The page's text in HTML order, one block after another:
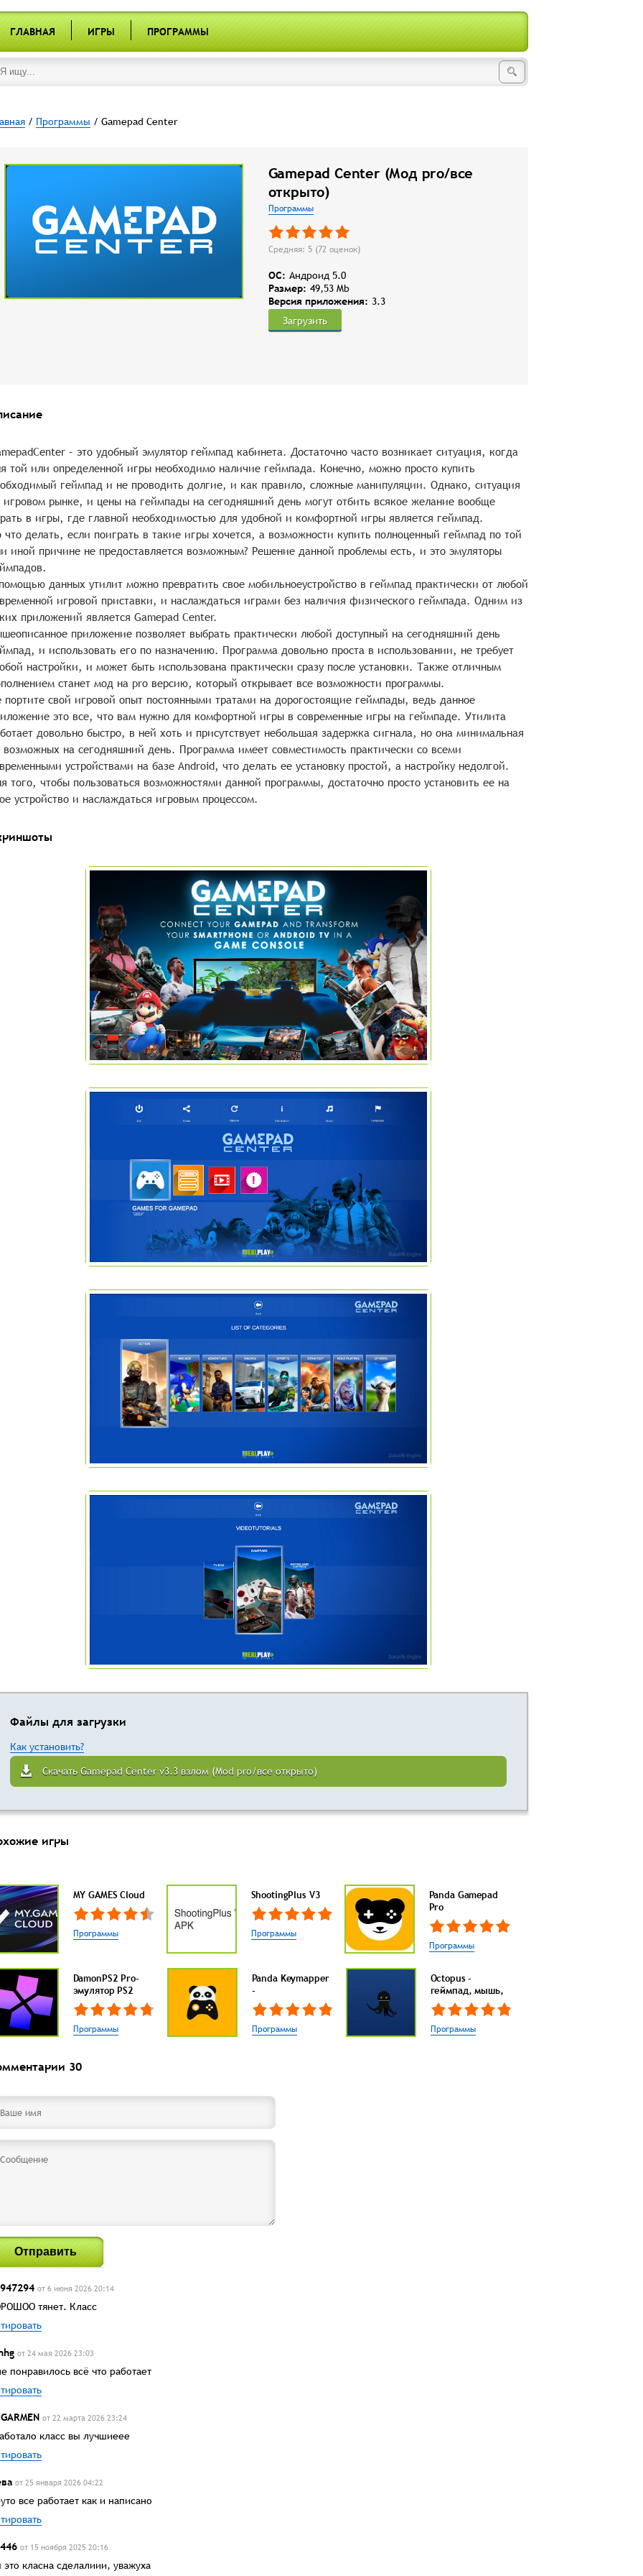
ГЛАВНАЯ ИГРЫ ПРОГРАММЫ
/ Программы / Gamepad Center
Gamepad Center (Мод pro/все
открыто)
Программы
Средняя: 5 (72оценок)
OC: Андроид 5.0
Размер: 49,53 Mb
Версия приложения: 3.3
Загрузить
– это удобный эмулятор геймпад кабинета. Достаточно часто возникает ситуация, когда
той или определенной игры необходимо наличие геймпада. Конечно, можно просто купить
геймпад и не проводить долгие, и как правило, сложные манипуляции. Однако, ситуация
игровом рынке, и цены на геймпады на сегодняшний день могут отбить всякое желание вообще
в игры, где главной необходимостью для удобной и комфортной игры является геймпад.
что делать, если поиграть в такие игры хочется, а возможности купить полноценный геймпад по той
иной причине не предоставляется возможным? Решение данной проблемы есть, и это эмуляторы
данных утилит можно превратить свое мобильноеустройство в геймпад практически от любой
игровой приставки, и наслаждаться играми без наличия физического геймпада. Одним из
приложений является Gamepad Center.
приложение позволяет выбрать практически любой доступный на сегодняшний день
и использовать его по назначению. Программа довольно проста в использовании, не требует
настройки, и может быть использована практически сразу после установки. Также отличным
станет мод на pro версию, который открывает все возможности программы.
портите свой игровой опыт постоянными тратами на дорогостоящие геймпады, ведь данное
это все, что вам нужно для комфортной игры в современные игры на геймпаде. Утилита
довольно быстро, в ней хоть и присутствует небольшая задержка сигнала, но она минимальная
возможных на сегодняшний день. Программа имеет совместимость практически со всеми
устройствами на базе Android, что делать ее установку простой, а настройку недолгой.
того, чтобы пользоваться возможностями данной программы, достаточно просто установить ее на
устройство и наслаждаться игровым процессом.
Файлы для загрузки
Как установить?
Скачать Gamepad Center v3.3 взлом (Mod pro/все открыто)
игры
MY GAMES Cloud
Программы
ShootingPlus V3
Программы
Panda Gamepad
Pro
Программы
DamonPS2 Pro-
эмулятор PS2
Программы
Panda Keymapper
-
Программы
Octopus -
геймпад, мышь,
Программы
30
Отправить
от 6 июня 2026 20:14
тянет. Класс
от 24 мая 2026 23:03
понравилось всё что работает
от 22 марта 2026 23:24
класс вы лучшиеее
от 25 января 2026 04:22
все работает как и написано
от 15 ноября 2025 20:16
класна сделалиии, уважуха